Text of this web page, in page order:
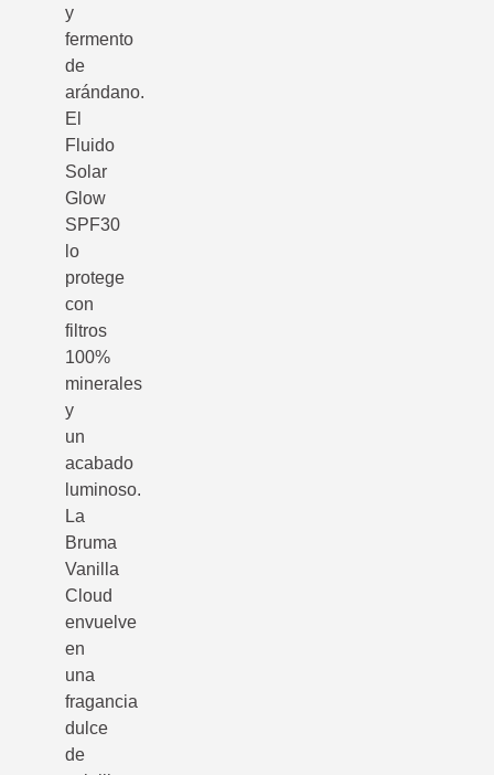
y
fermento
de
arándano.
El
Fluido
Solar
Glow
SPF30
lo
protege
con
filtros
100%
minerales
y
un
acabado
luminoso.
La
Bruma
Vanilla
Cloud
envuelve
en
una
fragancia
dulce
de